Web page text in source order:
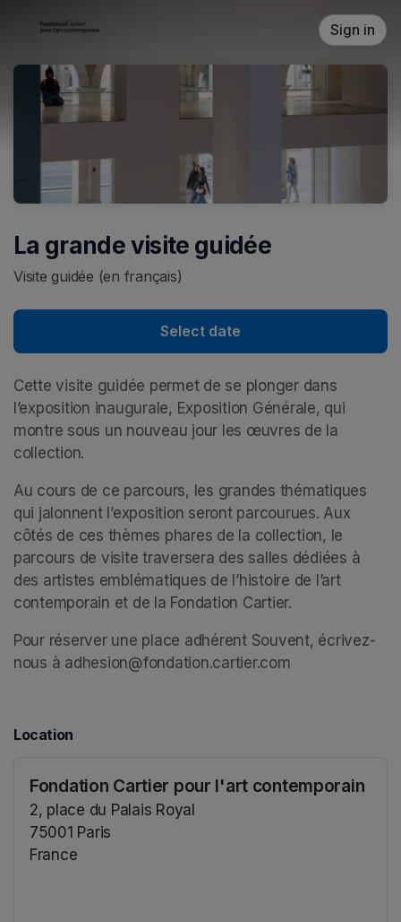
Sign in
La grande visite guidée
Visite guidée (en français)
Select date
Cette visite guidée permet de se plonger dans
l’exposition inaugurale, Exposition Générale, qui
montre sous un nouveau jour les œuvres de la
collection.
Au cours de ce parcours, les grandes thématiques
qui jalonnent l’exposition seront parcourues. Aux
côtés de ces thèmes phares de la collection, le
parcours de visite traversera des salles dédiées à
des artistes emblématiques de l’histoire de l’art
contemporain et de la Fondation Cartier.
Pour réserver une place adhérent Souvent, écrivez-
nous à adhesion@fondation.cartier.com
Location
Fondation Cartier pour l'art contemporain
2, place du Palais Royal
75001 Paris
France